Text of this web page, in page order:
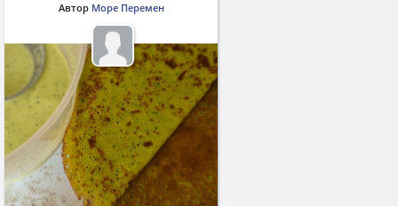
Автор Море Перемен